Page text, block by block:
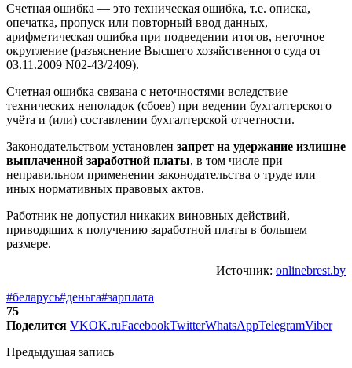
Счетная ошибка — это техническая ошибка, т.е. описка,
опечатка, пропуск или повторный ввод данных,
арифметическая ошибка при подведении итогов, неточное
округление (разъяснение Высшего хозяйственного суда от
03.11.2009 N02-43/2409).
Счетная ошибка связана с неточностями вследствие
технических неполадок (сбоев) при ведении бухгалтерского
учёта и (или) составлении бухгалтерской отчетности.
Законодательством установлен запрет на удержание излишне
выплаченной заработной платы, в том числе при
неправильном применении законодательства о труде или
иных нормативных правовых актов.
Работник не допустил никаких виновных действий,
приводящих к получению заработной платы в большем
размере.
Источник: onlinebrest.by
#беларусь#деньга#зарплата
75
Поделится VKOK.ruFacebookTwitterWhatsAppTelegramViber
Предыдущая запись